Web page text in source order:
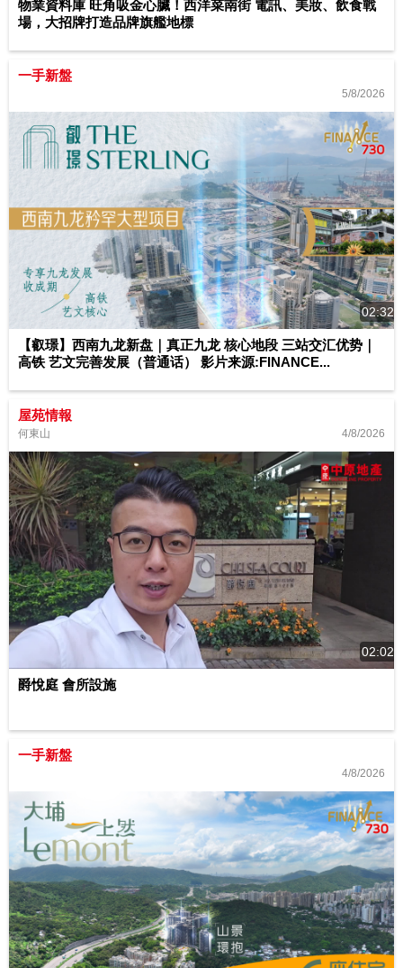
物業資料庫 旺角吸金心臟！西洋菜南街 電訊、美妝、飲食戰
場，大招牌打造品牌旗艦地標
一手新盤
5/8/2026
02:32
【叡璟】西南九龙新盘｜真正九龙 核心地段 三站交汇优势｜
高铁 艺文完善发展（普通话） 影片来源:FINANCE...
屋苑情報
何東山 4/8/2026
02:02
爵悅庭 會所設施
一手新盤
4/8/2026